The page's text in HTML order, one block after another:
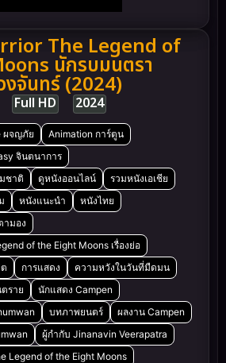
The Legend of
นักรบมนตรา
จันทร์ (2024)
Full HD 2024
ผจญภัย
Animation การ์ตูน
จินตนาการ
ชาติ
ดูหนังออนไลน์
รวมหนังเอเชีย
หนังแนะนำ
หนังไทย
ามอง
of the Eight Moons เรื่องย่อ
การแสดง
ความหวังในวันที่มืดมน
ราย
นักแสดง Campen
บทภาพยนตร์
ผลงาน Campen
ผู้กำกับ Jinanavin Veerapatra
Legend of the Eight Moons